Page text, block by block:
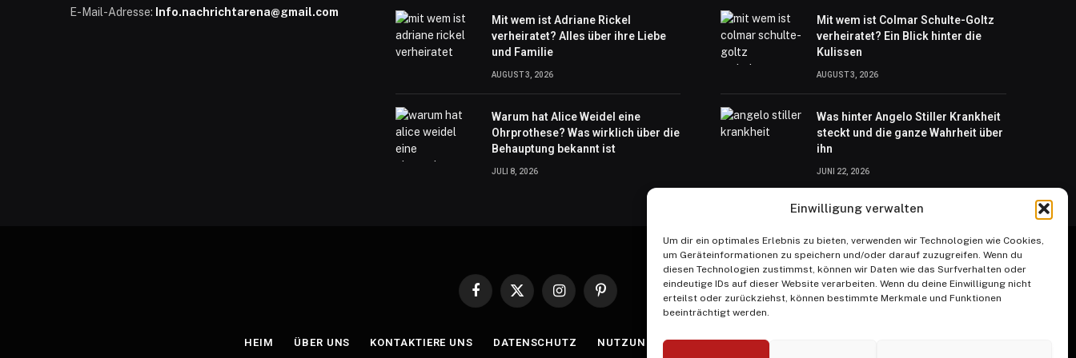
Einwilligung verwalten
Um dir ein optimales Erlebnis zu bieten, verwenden wir Technologien wie Cookies,
um Geräteinformationen zu speichern und/oder darauf zuzugreifen. Wenn du
diesen Technologien zustimmst, können wir Daten wie das Surfverhalten oder
eindeutige IDs auf dieser Website verarbeiten. Wenn du deine Einwilligung nicht
erteilst oder zurückziehst, können bestimmte Merkmale und Funktionen
beeinträchtigt werden.
E-Mail-Adresse: Info.nachrichtarena@gmail.com
Mit wem ist Adriane Rickel
verheiratet? Alles über ihre Liebe
und Familie
AUGUST 3, 2026
Warum hat Alice Weidel eine
Ohrprothese? Was wirklich über die
Behauptung bekannt ist
JULI 8, 2026
Mit wem ist Colmar Schulte-Goltz
verheiratet? Ein Blick hinter die
Kulissen
AUGUST 3, 2026
Was hinter Angelo Stiller Krankheit
steckt und die ganze Wahrheit über
ihn
JUNI 22, 2026
Facebook
X
InstagramPinterest
HEIM ÜBER UNS KONTAKTIERE UNS DATENSCHUTZ NUTZUNGSBEDINGUNGEN IMPRESSUM